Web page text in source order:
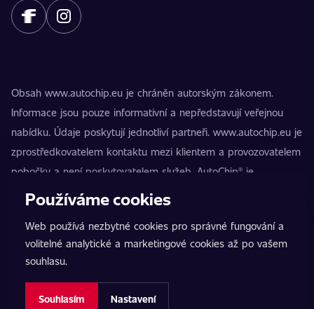
Obsah www.autochip.eu je chráněn autorským zákonem.
Informace jsou pouze informativní a nepředstavují veřejnou
nabídku. Údaje poskytují jednotliví partneři. www.autochip.eu je
zprostředkovatelem kontaktu mezi klientem a provozovatelem
pobočky a není poskytovatelem služeb. AutoChip® je
registrovaná ochranná známka Petra Kučery. Úpravy, které
nezpůsobilosti vozidla k provozu na pozemních komunikacích.
Přesné informace poskytuje vždy konkrétní provozovatel
pobočky.
Nastavení cookies
Používáme cookies
Web používá nezbytné cookies pro správné fungování a
volitelné analytické a marketingové cookies až po vašem
souhlasu.
Souhlasím Nastavení